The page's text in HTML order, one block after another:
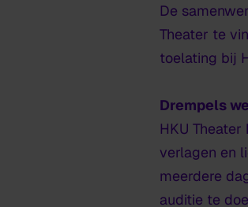
De
Theater te
toelating bij
Drempels
HKU
verlagen en
meerdere
auditie te